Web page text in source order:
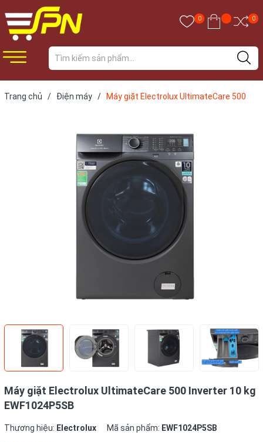
0 0
Trang chủ / Điện máy /
Máy giặt Electrolux UltimateCare 500
Máy giặt Electrolux UltimateCare 500 Inverter 10 kg
EWF1024P5SB
Thương hiệu: Electrolux Mã sản phẩm: EWF1024P5SB